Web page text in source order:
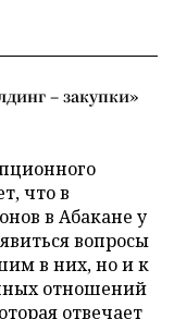
– закупки»
что в
в Абакане у
вопросы
в них, но и к
отношений
отвечает